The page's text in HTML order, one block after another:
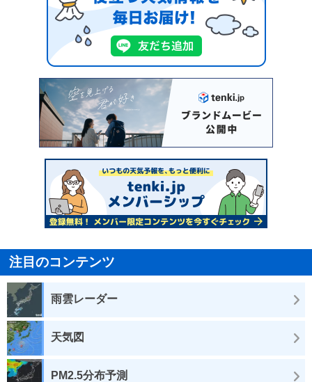
注目のコンテンツ
雨雲レーダー
天気図
PM2.5分布予測